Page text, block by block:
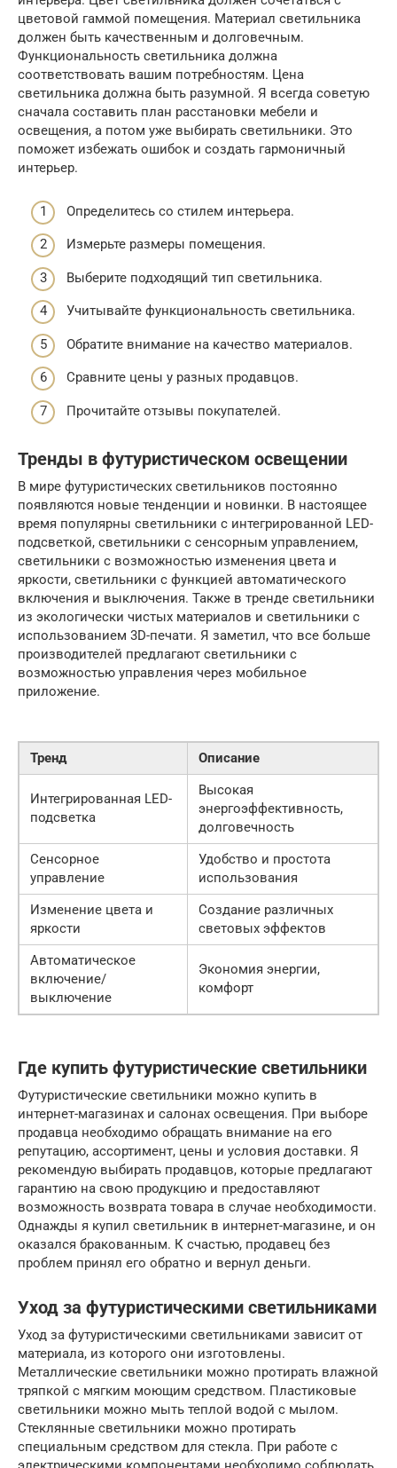
цветовой гаммой помещения. Материал светильника
должен быть качественным и долговечным.
Функциональность светильника должна
соответствовать вашим потребностям. Цена
светильника должна быть разумной. Я всегда советую
сначала составить план расстановки мебели и
освещения, а потом уже выбирать светильники. Это
поможет избежать ошибок и создать гармоничный
интерьер.
Определитесь со стилем интерьера.
Измерьте размеры помещения.
Выберите подходящий тип светильника.
Учитывайте функциональность светильника.
Обратите внимание на качество материалов.
Сравните цены у разных продавцов.
Прочитайте отзывы покупателей.
Тренды в футуристическом освещении
В мире футуристических светильников постоянно
появляются новые тенденции и новинки. В настоящее
время популярны светильники с интегрированной LED-
подсветкой, светильники с сенсорным управлением,
светильники с возможностью изменения цвета и
яркости, светильники с функцией автоматического
включения и выключения. Также в тренде светильники
из экологически чистых материалов и светильники с
использованием 3D-печати. Я заметил, что все больше
производителей предлагают светильники с
возможностью управления через мобильное
приложение.
Тренд Описание
Интегрированная LED-
подсветка
Высокая
энергоэффективность,
долговечность
Сенсорное
управление
Удобство и простота
использования
Изменение цвета и
яркости
Создание различных
световых эффектов
Автоматическое
включение/
выключение
Экономия энергии,
комфорт
Где купить футуристические светильники
Футуристические светильники можно купить в
интернет-магазинах и салонах освещения. При выборе
продавца необходимо обращать внимание на его
репутацию, ассортимент, цены и условия доставки. Я
рекомендую выбирать продавцов, которые предлагают
гарантию на свою продукцию и предоставляют
возможность возврата товара в случае необходимости.
Однажды я купил светильник в интернет-магазине, и он
оказался бракованным. К счастью, продавец без
проблем принял его обратно и вернул деньги.
Уход за футуристическими светильниками
Уход за футуристическими светильниками зависит от
материала, из которого они изготовлены.
Металлические светильники можно протирать влажной
тряпкой с мягким моющим средством. Пластиковые
светильники можно мыть теплой водой с мылом.
Стеклянные светильники можно протирать
специальным средством для стекла. При работе с